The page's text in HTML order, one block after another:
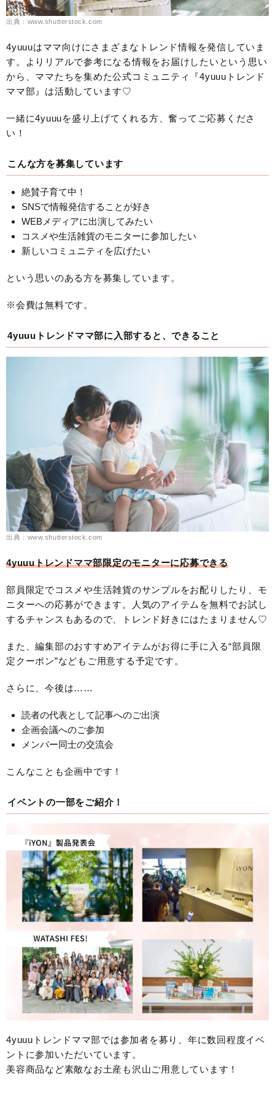
出典：www.shutterstock.com
4yuuuはママ向けにさまざまなトレンド情報を発信していま
す。よりリアルで参考になる情報をお届けしたいという思い
から、ママたちを集めた公式コミュニティ『4yuuuトレンド
ママ部』は活動しています♡
一緒に4yuuuを盛り上げてくれる方、奮ってご応募くださ
い！
こんな方を募集しています
絶賛子育て中！
SNSで情報発信することが好き
WEBメディアに出演してみたい
コスメや生活雑貨のモニターに参加したい
新しいコミュニティを広げたい
という思いのある方を募集しています。
※会費は無料です。
4yuuuトレンドママ部に入部すると、できること
出典：www.shutterstock.com
4yuuuトレンドママ部限定のモニターに応募できる
部員限定でコスメや生活雑貨のサンプルをお配りしたり、モ
ニターへの応募ができます。人気のアイテムを無料でお試し
するチャンスもあるので、トレンド好きにはたまりません♡
また、編集部のおすすめアイテムがお得に手に入る“部員限
定クーポン”などもご用意する予定です。
さらに、今後は……
読者の代表として記事へのご出演
企画会議へのご参加
メンバー同士の交流会
こんなことも企画中です！
イベントの一部をご紹介！
4yuuuトレンドママ部では参加者を募り、年に数回程度イベ
ントに参加いただいています。
美容商品など素敵なお土産も沢山ご用意しています！